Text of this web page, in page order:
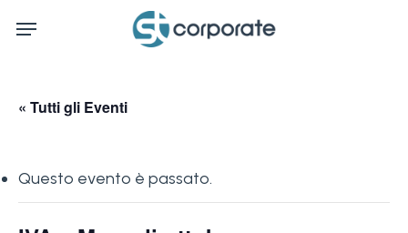
Menu
« Tutti gli Eventi
Questo evento è passato.